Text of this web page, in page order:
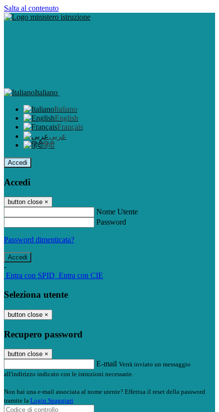
Salta al contenuto
Italiano
Italiano
English
Français
عربى
हिंदी
Accedi
Accedi
button close ×
Nome Utente
Password
Password dimenticata?
-
Entra con SPID Entra con CIE
Seleziona utente
button close ×
Recupero password
button close ×
E-mail Verrà inviato un messaggio
all'indirizzo indicato con le istruzioni necessarie.
Non hai una e-mail associata al nome utente? Effettua il reset della password
tramite la Login Spaggiari